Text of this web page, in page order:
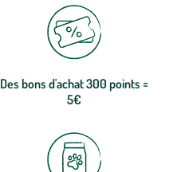
Des bons d'achat 300 points =
5€